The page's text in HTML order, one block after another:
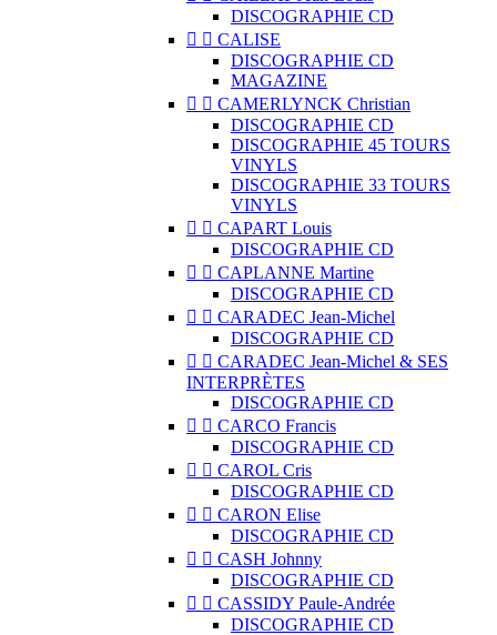
DISCOGRAPHIE CD
  CALISE
DISCOGRAPHIE CD
MAGAZINE
  CAMERLYNCK Christian
DISCOGRAPHIE CD
DISCOGRAPHIE 45 TOURS
VINYLS
DISCOGRAPHIE 33 TOURS
VINYLS
  CAPART Louis
DISCOGRAPHIE CD
  CAPLANNE Martine
DISCOGRAPHIE CD
  CARADEC Jean-Michel
DISCOGRAPHIE CD
  CARADEC Jean-Michel & SES
INTERPRÈTES
DISCOGRAPHIE CD
  CARCO Francis
DISCOGRAPHIE CD
  CAROL Cris
DISCOGRAPHIE CD
  CARON Elise
DISCOGRAPHIE CD
  CASH Johnny
DISCOGRAPHIE CD
  CASSIDY Paule-Andrée
DISCOGRAPHIE CD